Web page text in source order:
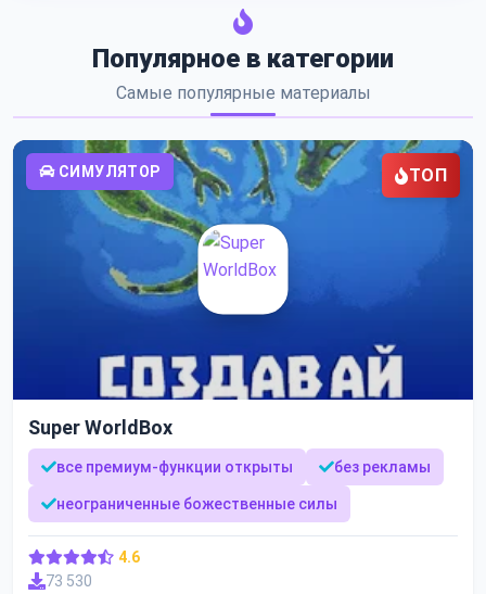
Популярное в категории
Самые популярные материалы
СИМУЛЯТОР ТОП
Super WorldBox
все премиум-функции открыты без рекламы
неограниченные божественные силы
4.6
73 530